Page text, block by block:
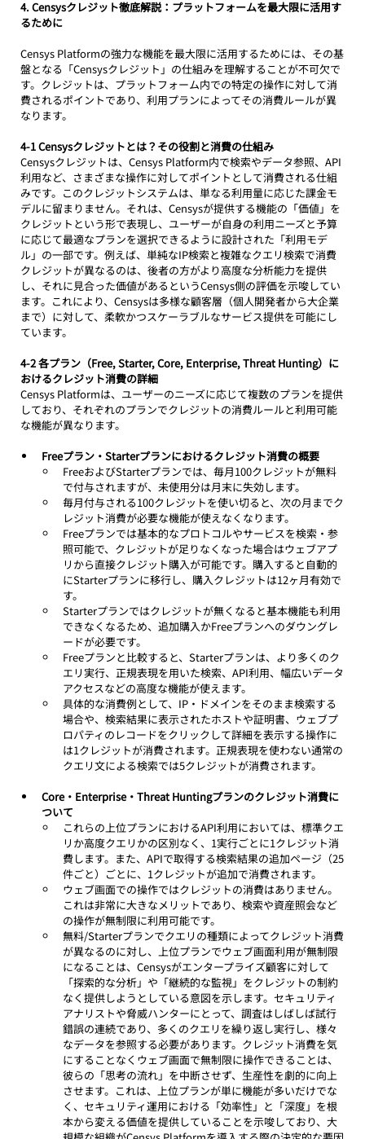
4. Censysクレジット徹底解説：プラットフォームを最大限に活用す
るために
Censys Platformの強力な機能を最大限に活用するためには、その基
盤となる「Censysクレジット」の仕組みを理解することが不可欠で
す。クレジットは、プラットフォーム内での特定の操作に対して消
費されるポイントであり、利用プランによってその消費ルールが異
なります。
4-1 Censysクレジットとは？その役割と消費の仕組み
Censysクレジットは、Censys Platform内で検索やデータ参照、API
利用など、さまざまな操作に対してポイントとして消費される仕組
みです。このクレジットシステムは、単なる利用量に応じた課金モ
デルに留まりません。それは、Censysが提供する機能の「価値」を
クレジットという形で表現し、ユーザーが自身の利用ニーズと予算
に応じて最適なプランを選択できるように設計された「利用モデ
ル」の一部です。例えば、単純なIP検索と複雑なクエリ検索で消費
クレジットが異なるのは、後者の方がより高度な分析能力を提供
し、それに見合った価値があるというCensys側の評価を示唆してい
ます。これにより、Censysは多様な顧客層（個人開発者から大企業
まで）に対して、柔軟かつスケーラブルなサービス提供を可能にし
ています。
4-2 各プラン（Free, Starter, Core, Enterprise, Threat Hunting）に
おけるクレジット消費の詳細
Censys Platformは、ユーザーのニーズに応じて複数のプランを提供
しており、それぞれのプランでクレジットの消費ルールと利用可能
な機能が異なります。
Freeプラン・Starterプランにおけるクレジット消費の概要
FreeおよびStarterプランでは、毎月100クレジットが無料
で付与されますが、未使用分は月末に失効します。
毎月付与される100クレジットを使い切ると、次の月までク
レジット消費が必要な機能が使えなくなります。
Freeプランでは基本的なプロトコルやサービスを検索・参
照可能で、クレジットが足りなくなった場合はウェブアプ
リから直接クレジット購入が可能です。購入すると自動的
にStarterプランに移行し、購入クレジットは12ヶ月有効で
す。
Starterプランではクレジットが無くなると基本機能も利用
できなくなるため、追加購入かFreeプランへのダウングレ
ードが必要です。
Freeプランと比較すると、Starterプランは、より多くのク
エリ実行、正規表現を用いた検索、API利用、幅広いデータ
アクセスなどの高度な機能が使えます。
具体的な消費例として、IP・ドメインをそのまま検索する
場合や、検索結果に表示されたホストや証明書、ウェブプ
ロパティのレコードをクリックして詳細を表示する操作に
は1クレジットが消費されます。正規表現を使わない通常の
クエリ文による検索では5クレジットが消費されます。
Core・Enterprise・Threat Huntingプランのクレジット消費に
ついて
これらの上位プランにおけるAPI利用においては、標準クエ
リか高度クエリかの区別なく、1実行ごとに1クレジット消
費します。また、APIで取得する検索結果の追加ページ（25
件ごと）ごとに、1クレジットが追加で消費されます。
ウェブ画面での操作ではクレジットの消費はありません。
これは非常に大きなメリットであり、検索や資産照会など
の操作が無制限に利用可能です。
無料/Starterプランでクエリの種類によってクレジット消費
が異なるのに対し、上位プランでウェブ画面利用が無制限
になることは、Censysがエンタープライズ顧客に対して
「探索的な分析」や「継続的な監視」をクレジットの制約
なく提供しようとしている意図を示します。セキュリティ
アナリストや脅威ハンターにとって、調査はしばしば試行
錯誤の連続であり、多くのクエリを繰り返し実行し、様々
なデータを参照する必要があります。クレジット消費を気
にすることなくウェブ画面で無制限に操作できることは、
彼らの「思考の流れ」を中断させず、生産性を劇的に向上
させます。これは、上位プランが単に機能が多いだけでな
く、セキュリティ運用における「効率性」と「深度」を根
本から変える価値を提供していることを示唆しており、大